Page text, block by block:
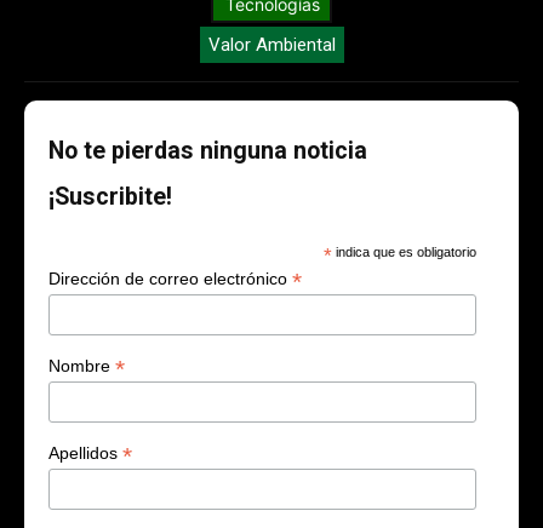
Tecnologías
Valor Ambiental
No te pierdas ninguna noticia
¡Suscribite!
* indica que es obligatorio
Dirección de correo electrónico *
Nombre *
Apellidos *